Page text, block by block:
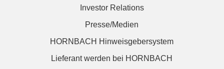
Investor Relations
Presse/Medien
HORNBACH Hinweisgebersystem
Lieferant werden bei HORNBACH